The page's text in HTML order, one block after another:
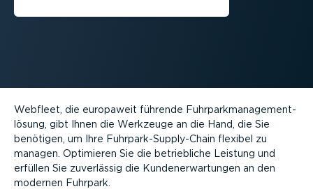
Webfleet, die europaweit führende Fuhrpark­ma­nage­ment­
lösung, gibt Ihnen die Werkzeuge an die Hand, die Sie
benötigen, um Ihre Fuhrpar­k-­Sup­p­ly-Chain flexibel zu
managen. Optimieren Sie die betrieb­liche Leistung und
erfüllen Sie zuverlässig die Kunden­er­war­tungen an den
modernen Fuhrpark.